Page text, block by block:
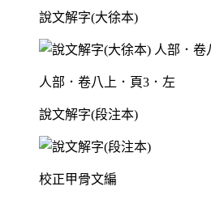
說文解字(大徐本)
人部．卷八上．頁3．左
說文解字(段注本)
校正甲骨文編